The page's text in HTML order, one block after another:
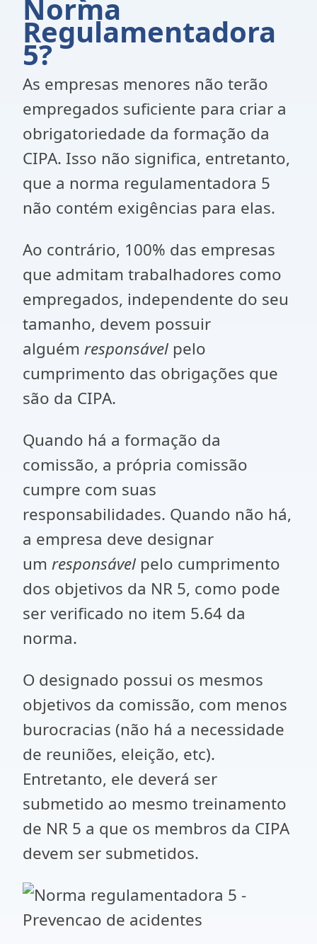
Norma
Regulamentadora
5?
As empresas menores não terão
empregados suficiente para criar a
obrigatoriedade da formação da
CIPA. Isso não significa, entretanto,
que a norma regulamentadora 5
não contém exigências para elas.
Ao contrário, 100% das empresas
que admitam trabalhadores como
empregados, independente do seu
tamanho, devem possuir
alguém responsável pelo
cumprimento das obrigações que
são da CIPA.
Quando há a formação da
comissão, a própria comissão
cumpre com suas
responsabilidades. Quando não há,
a empresa deve designar
um responsável pelo cumprimento
dos objetivos da NR 5, como pode
ser verificado no item 5.64 da
norma.
O designado possui os mesmos
objetivos da comissão, com menos
burocracias (não há a necessidade
de reuniões, eleição, etc).
Entretanto, ele deverá ser
submetido ao mesmo treinamento
de NR 5 a que os membros da CIPA
devem ser submetidos.